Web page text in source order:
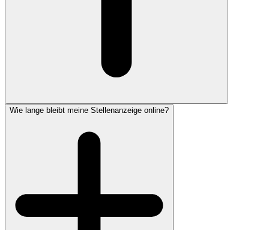
Wie lange bleibt meine Stellenanzeige online?